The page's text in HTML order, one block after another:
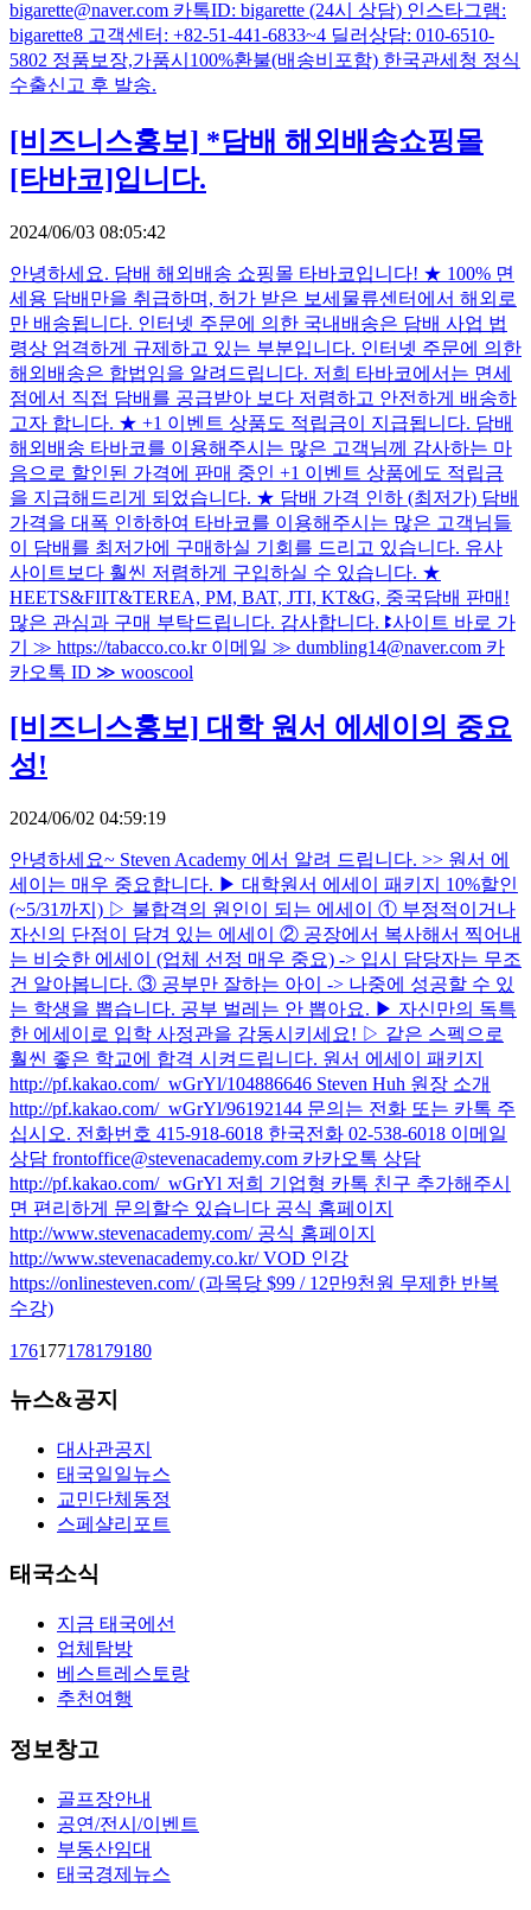
bigarette@naver.com 카톡ID: bigarette (24시 상담) 인스타그램:
bigarette8 고객센터: +82-51-441-6833~4 딜러상담: 010-6510-
5802 정품보장,가품시100%환불(배송비포함) 한국관세청 정식
수출신고 후 발송.
[비즈니스홍보] *담배 해외배송쇼핑몰
[타바코]입니다.
2024/06/03 08:05:42
안녕하세요. 담배 해외배송 쇼핑몰 타바코입니다! ★ 100% 면
세용 담배만을 취급하며, 허가 받은 보세물류센터에서 해외로
만 배송됩니다. 인터넷 주문에 의한 국내배송은 담배 사업 법
령상 엄격하게 규제하고 있는 부분입니다. 인터넷 주문에 의한
해외배송은 합법임을 알려드립니다. 저희 타바코에서는 면세
점에서 직접 담배를 공급받아 보다 저렴하고 안전하게 배송하
고자 합니다. ★ +1 이벤트 상품도 적립금이 지급됩니다. 담배
해외배송 타바코를 이용해주시는 많은 고객님께 감사하는 마
음으로 할인된 가격에 판매 중인 +1 이벤트 상품에도 적립금
을 지급해드리게 되었습니다. ★ 담배 가격 인하 (최저가) 담배
가격을 대폭 인하하여 타바코를 이용해주시는 많은 고객님들
이 담배를 최저가에 구매하실 기회를 드리고 있습니다. 유사
사이트보다 훨씬 저렴하게 구입하실 수 있습니다. ★
HEETS&FIIT&TEREA, PM, BAT, JTI, KT&G, 중국담배 판매!
많은 관심과 구매 부탁드립니다. 감사합니다. ꔪ사이트 바로 가
기 ≫ https://tabacco.co.kr 이메일 ≫ dumbling14@naver.com 카
카오톡 ID ≫ wooscool
[비즈니스홍보] 대학 원서 에세이의 중요
성!
2024/06/02 04:59:19
안녕하세요~ Steven Academy 에서 알려 드립니다. >> 원서 에
세이는 매우 중요합니다. ▶ 대학원서 에세이 패키지 10%할인
(~5/31까지) ▷ 불합격의 원인이 되는 에세이 ① 부정적이거나
자신의 단점이 담겨 있는 에세이 ② 공장에서 복사해서 찍어내
는 비슷한 에세이 (업체 선정 매우 중요) -> 입시 담당자는 무조
건 알아봅니다. ③ 공부만 잘하는 아이 -> 나중에 성공할 수 있
는 학생을 뽑습니다. 공부 벌레는 안 뽑아요. ▶ 자신만의 독특
한 에세이로 입학 사정관을 감동시키세요! ▷ 같은 스펙으로
훨씬 좋은 학교에 합격 시켜드립니다. 원서 에세이 패키지
http://pf.kakao.com/_wGrYl/104886646 Steven Huh 원장 소개
http://pf.kakao.com/_wGrYl/96192144 문의는 전화 또는 카톡 주
십시오. 전화번호 415-918-6018 한국전화 02-538-6018 이메일
상담 frontoffice@stevenacademy.com 카카오톡 상담
http://pf.kakao.com/_wGrYl 저희 기업형 카톡 친구 추가해주시
면 편리하게 문의할수 있습니다 공식 홈페이지
http://www.stevenacademy.com/ 공식 홈페이지
http://www.stevenacademy.co.kr/ VOD 인강
https://onlinesteven.com/ (과목당 $99 / 12만9천원 무제한 반복
수강)
176177178179180
뉴스&공지
대사관공지
태국일일뉴스
교민단체동정
스페샬리포트
태국소식
지금 태국에선
업체탐방
베스트레스토랑
추천여행
정보창고
골프장안내
공연/전시/이벤트
부동산임대
태국경제뉴스